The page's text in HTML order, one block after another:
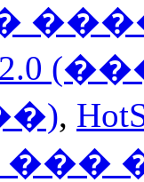
- v
,
���